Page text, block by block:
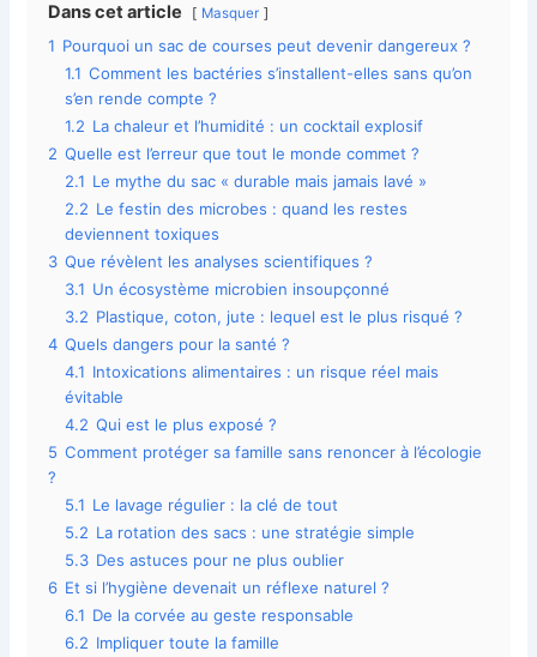
Dans cet article Masquer
1 Pourquoi un sac de courses peut devenir dangereux ?
1.1 Comment les bactéries s’installent-elles sans qu’on
s’en rende compte ?
1.2 La chaleur et l’humidité : un cocktail explosif
2 Quelle est l’erreur que tout le monde commet ?
2.1 Le mythe du sac « durable mais jamais lavé »
2.2 Le festin des microbes : quand les restes
deviennent toxiques
3 Que révèlent les analyses scientifiques ?
3.1 Un écosystème microbien insoupçonné
3.2 Plastique, coton, jute : lequel est le plus risqué ?
4 Quels dangers pour la santé ?
4.1 Intoxications alimentaires : un risque réel mais
évitable
4.2 Qui est le plus exposé ?
5 Comment protéger sa famille sans renoncer à l’écologie
?
5.1 Le lavage régulier : la clé de tout
5.2 La rotation des sacs : une stratégie simple
5.3 Des astuces pour ne plus oublier
6 Et si l’hygiène devenait un réflexe naturel ?
6.1 De la corvée au geste responsable
6.2 Impliquer toute la famille